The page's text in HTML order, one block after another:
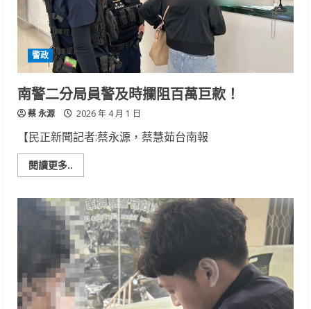
警
六
分
局
啟
動
交
通
管
制
警政
南警二分局員警及時攔阻百萬巨款！
蔡 永源 2026 年 4 月 1 日
【民正新聞記者:蔡永源，蔡慧茹台南報
閱讀更多..
more
警
二
分
局
員
警
及
時
攔
阻
百